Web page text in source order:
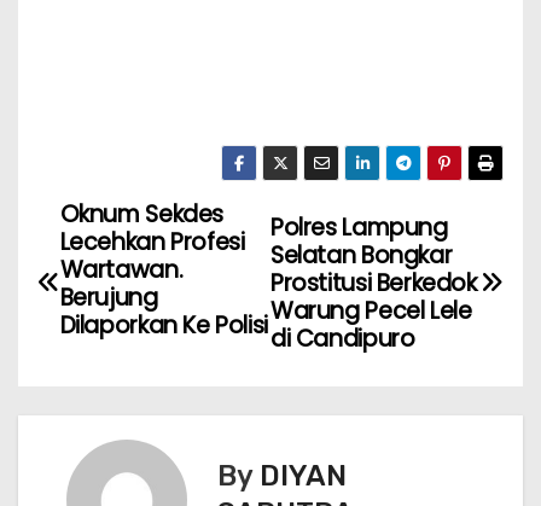
Polres Lampung
Selatan Bongkar
Prostitusi Berkedok
Warung Pecel Lele
di Candipuro
Oknum Sekdes
Lecehkan Profesi
Wartawan.
Berujung
Dilaporkan Ke Polisi
By DIYAN